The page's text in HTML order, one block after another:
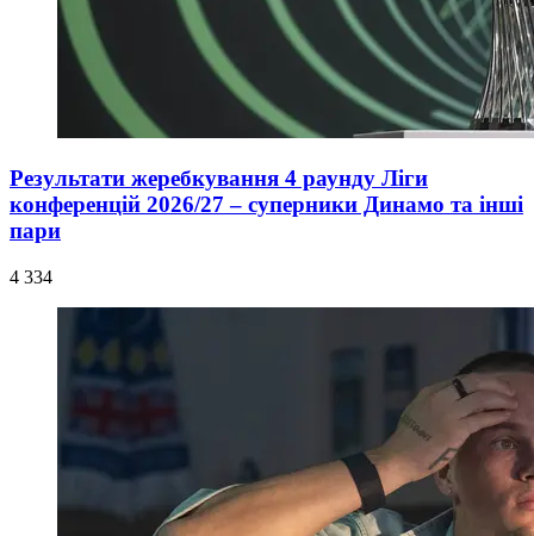
Результати жеребкування 4 раунду Ліги
конференцій 2026/27 – суперники Динамо та інші
пари
4 334